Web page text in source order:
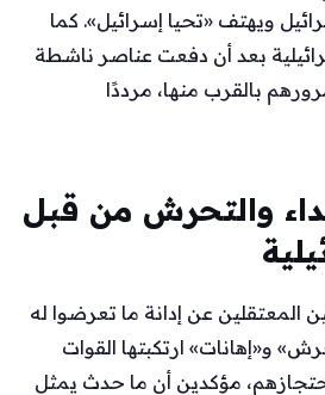
ويهتف «تحيا إسرائيل». كما
بعد أن دفعت عناصر ناشطة
بالقرب منها، مرددًا
والتحرش من قبل
المعتقلين عن إدانة ما تعرضوا له
و«إهانات» ارتكبتها القوات
احتجازهم، مؤكدين أن ما حدث يمثل